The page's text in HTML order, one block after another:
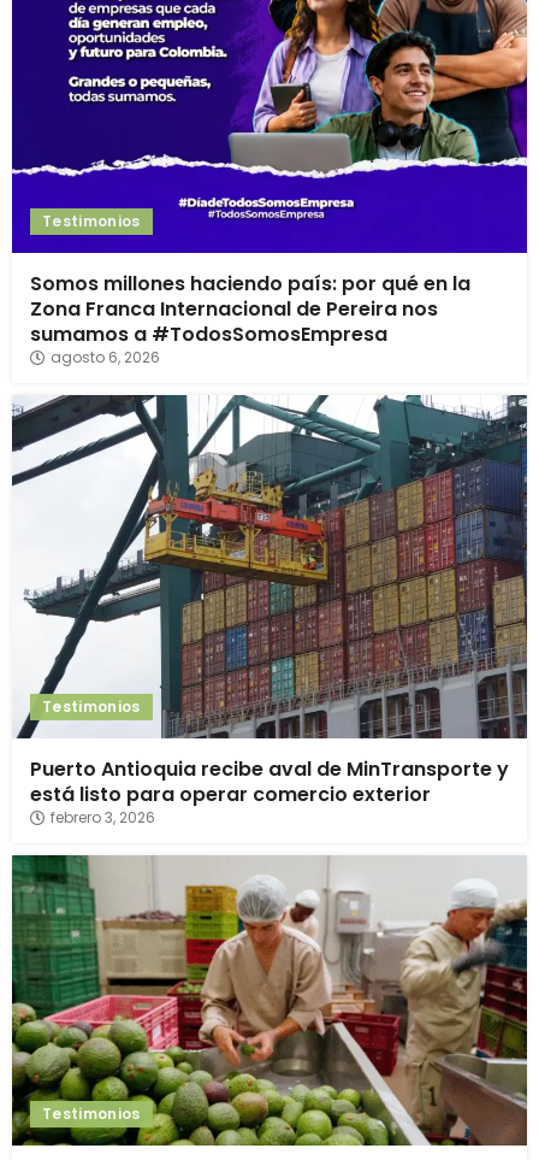
Testimonios
Somos millones haciendo país: por qué en la
Zona Franca Internacional de Pereira nos
sumamos a #TodosSomosEmpresa
agosto 6, 2026
Testimonios
Puerto Antioquia recibe aval de MinTransporte y
está listo para operar comercio exterior
febrero 3, 2026
Testimonios